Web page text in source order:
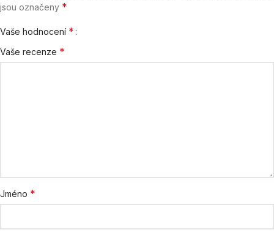
jsou označeny *
Vaše hodnocení *
Vaše recenze *
Jméno *